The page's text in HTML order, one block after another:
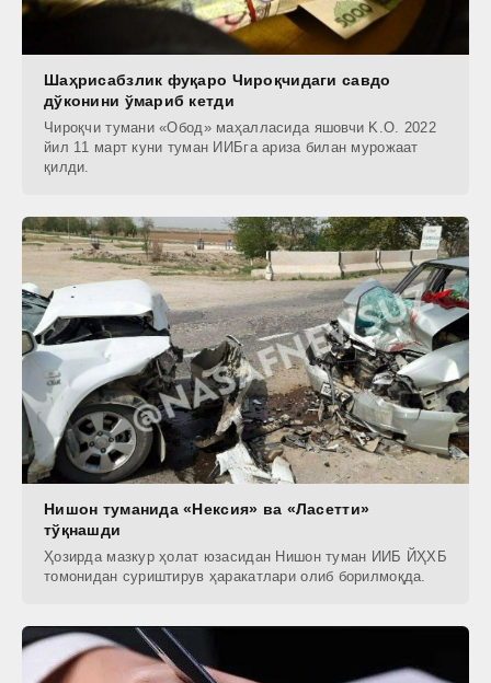
Шаҳрисабзлик фуқаро Чироқчидаги савдо
дўконини ўмариб кетди
Чироқчи тумани «Обод» маҳалласида яшовчи K.O. 2022
йил 11 март куни туман ИИБга ариза билан мурожаат
қилди.
Нишон туманида «Некcия» ва «Ласетти»
тўқнашди
Ҳозирда мазкур ҳолат юзасидан Нишон туман ИИБ ЙҲХБ
томонидан суриштирув ҳаракатлари олиб борилмоқда.